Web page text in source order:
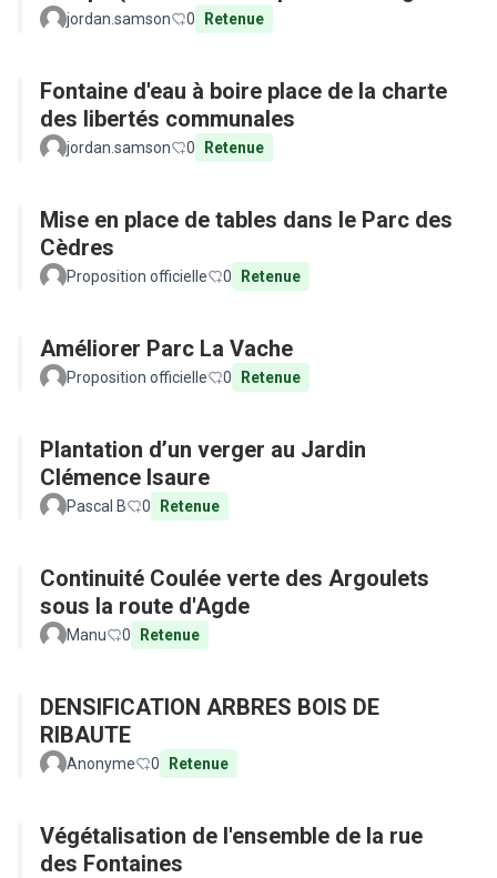
aux maladies tropicales)
jordan.samson 0 Retenue
Fontaine d'eau à boire place de la charte
des libertés communales
jordan.samson 0 Retenue
Mise en place de tables dans le Parc des
Cèdres
Proposition officielle 0 Retenue
Améliorer Parc La Vache
Proposition officielle 0 Retenue
Plantation d’un verger au Jardin
Clémence Isaure
Pascal B 0 Retenue
Continuité Coulée verte des Argoulets
sous la route d'Agde
Manu 0 Retenue
DENSIFICATION ARBRES BOIS DE
RIBAUTE
Anonyme 0 Retenue
Végétalisation de l'ensemble de la rue
des Fontaines